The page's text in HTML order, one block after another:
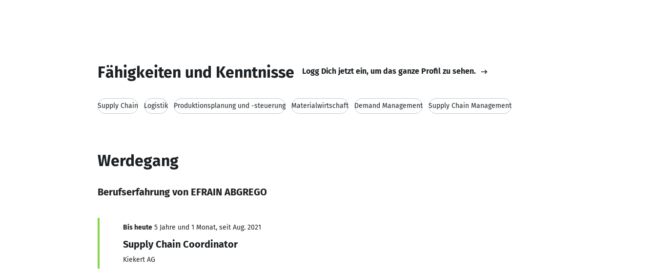
Fähigkeiten und Kenntnisse Logg Dich jetzt ein, um das ganze Profil zu sehen.
Supply Chain Logistik Produktionsplanung und -steuerung Materialwirtschaft Demand Management Supply Chain Management
Werdegang
Berufserfahrung von EFRAIN ABGREGO
Bis heute 5 Jahre und 1 Monat, seit Aug. 2021
Supply Chain Coordinator
Kiekert AG